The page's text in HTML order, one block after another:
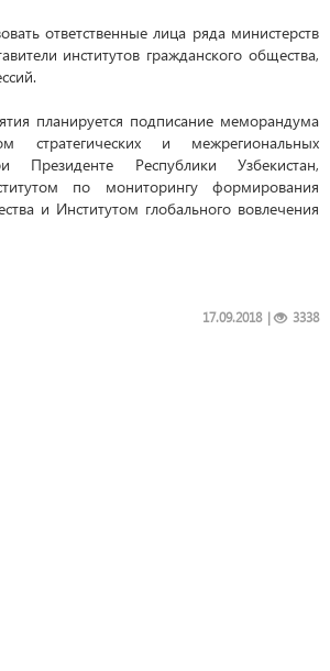
ответственные лица ряда министерств
институтов гражданского общества,
планируется подписание меморандума
стратегических и межрегиональных
Президенте Республики Узбекистан,
по мониторингу формирования
и Институтом глобального вовлечения
| 3338
17.09.2018